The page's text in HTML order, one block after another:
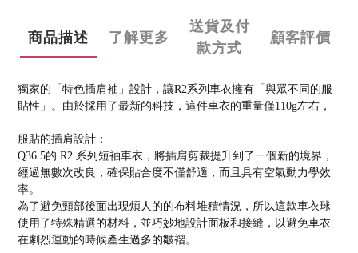
商品描述 了解更多
送貨及付
款方式
顧客評價
獨家的「特色插肩袖」設計，讓R2系列車衣擁有「與眾不同的服
貼性」。由於採用了最新的科技，這件車衣的重量僅110g左右，
服貼的插肩設計：
Q36.5的 R2 系列短袖車衣，將插肩剪裁提升到了一個新的境界，
經過無數次改良，確保貼合度不僅舒適，而且具有空氣動力學效
率。
為了避免頸部後面出現煩人的的布料堆積情況，所以這款車衣球
使用了特殊精選的材料，並巧妙地設計面板和接縫，以避免車衣
在劇烈運動的時候產生過多的皺褶。